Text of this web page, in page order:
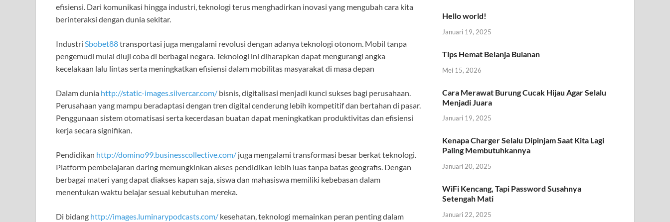
efisiensi. Dari komunikasi hingga industri, teknologi terus menghadirkan inovasi yang mengubah cara kita
berinteraksi dengan dunia sekitar.
Industri Sbobet88transportasi juga mengalami revolusi dengan adanya teknologi otonom. Mobil tanpa
pengemudi mulai diuji coba di berbagai negara. Teknologi ini diharapkan dapat mengurangi angka
kecelakaan lalu lintas serta meningkatkan efisiensi dalam mobilitas masyarakat di masa depan
Dalam dunia http://static-images.silvercar.com/ bisnis, digitalisasi menjadi kunci sukses bagi perusahaan.
Perusahaan yang mampu beradaptasi dengan tren digital cenderung lebih kompetitif dan bertahan di pasar.
Penggunaan sistem otomatisasi serta kecerdasan buatan dapat meningkatkan produktivitas dan efisiensi
kerja secara signifikan.
Pendidikan http://domino99.businesscollective.com/ juga mengalami transformasi besar berkat teknologi.
Platform pembelajaran daring memungkinkan akses pendidikan lebih luas tanpa batas geografis. Dengan
berbagai materi yang dapat diakses kapan saja, siswa dan mahasiswa memiliki kebebasan dalam
menentukan waktu belajar sesuai kebutuhan mereka.
Di bidang http://images.luminarypodcasts.com/ kesehatan, teknologi memainkan peran penting dalam
Hello world!
Januari 19, 2025
Tips Hemat Belanja Bulanan
Mei 15, 2026
Cara Merawat Burung Cucak Hijau Agar Selalu
Menjadi Juara
Januari 19, 2025
Kenapa Charger Selalu Dipinjam Saat Kita Lagi
Paling Membutuhkannya
Januari 20, 2025
WiFi Kencang, Tapi Password Susahnya
Setengah Mati
Januari 22, 2025